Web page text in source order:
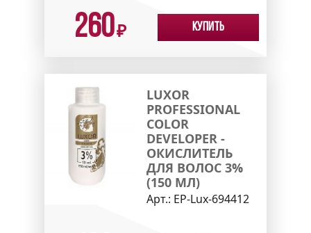
260₽ Купить
LUXOR
PROFESSIONAL
COLOR
DEVELOPER -
ОКИСЛИТЕЛЬ
ДЛЯ ВОЛОС 3%
(150 МЛ)
Арт.: EP-Lux-694412